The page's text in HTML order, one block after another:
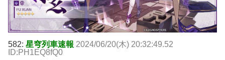
582: 星穹列車速報 2024/06/20(木) 20:32:49.52
ID:PH1EQ8fQ0